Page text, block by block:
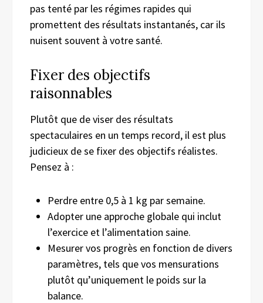
pas tenté par les régimes rapides qui
promettent des résultats instantanés, car ils
nuisent souvent à votre santé.
Fixer des objectifs
raisonnables
Plutôt que de viser des résultats
spectaculaires en un temps record, il est plus
judicieux de se fixer des objectifs réalistes.
Pensez à :
Perdre entre 0,5 à 1 kg par semaine.
Adopter une approche globale qui inclut
l’exercice et l’alimentation saine.
Mesurer vos progrès en fonction de divers
paramètres, tels que vos mensurations
plutôt qu’uniquement le poids sur la
balance.